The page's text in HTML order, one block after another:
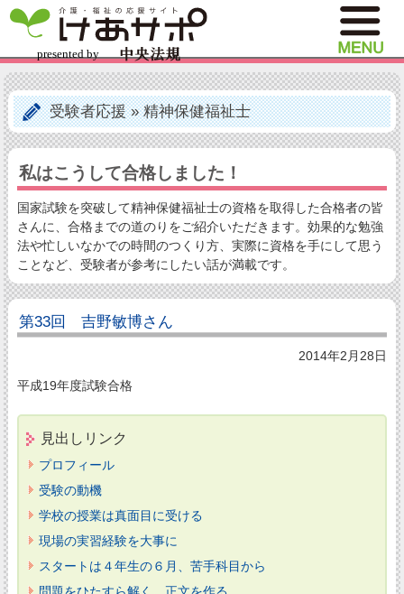
受験者応援»精神保健福祉士
私はこうして合格しました！
国家試験を突破して精神保健福祉士の資格を取得した合格者の皆
さんに、合格までの道のりをご紹介いただきます。効果的な勉強
法や忙しいなかでの時間のつくり方、実際に資格を手にして思う
ことなど、受験者が参考にしたい話が満載です。
第33回 吉野敏博さん
2014年2月28日
平成19年度試験合格
見出しリンク
プロフィール
受験の動機
学校の授業は真面目に受ける
現場の実習経験を大事に
スタートは４年生の６月、苦手科目から